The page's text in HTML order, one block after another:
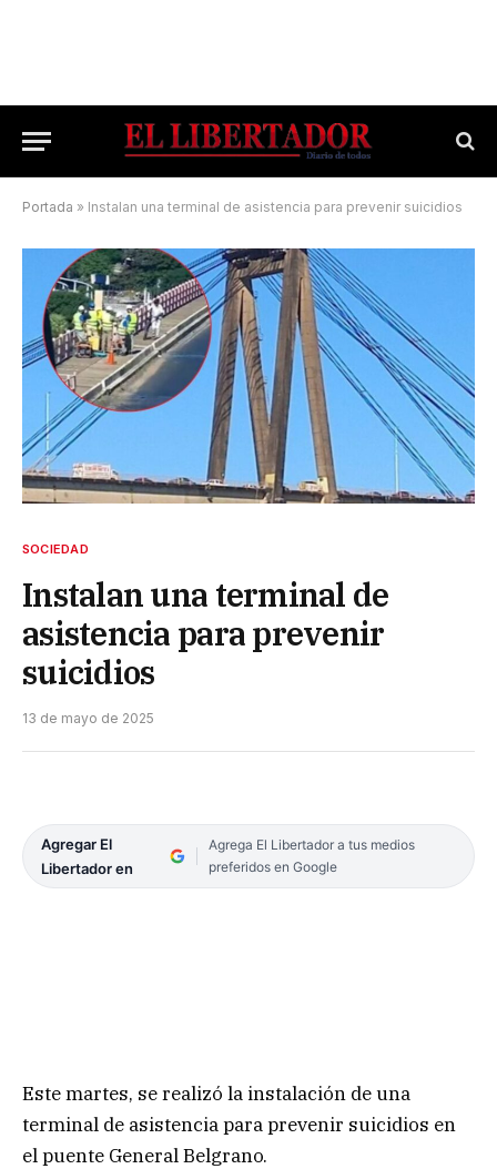
Portada » Instalan una terminal de asistencia para prevenir suicidios
SOCIEDAD
Instalan una terminal de
asistencia para prevenir
suicidios
13 de mayo de 2025
Agregar El
Libertador en
Agrega El Libertador a tus medios
preferidos en Google
Este martes, se realizó la instalación de una
terminal de asistencia para prevenir suicidios en
el puente General Belgrano.